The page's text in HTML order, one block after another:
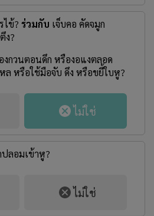
ไข้? ร่วมกับ เจ็บคอ คัดจมูก
ง?
งกวนตอนดึก หรืองอแงตลอด
ล หรือใช้มือจับ ดึง หรือขยี้ใบหู?
ลอมเข้าหู?